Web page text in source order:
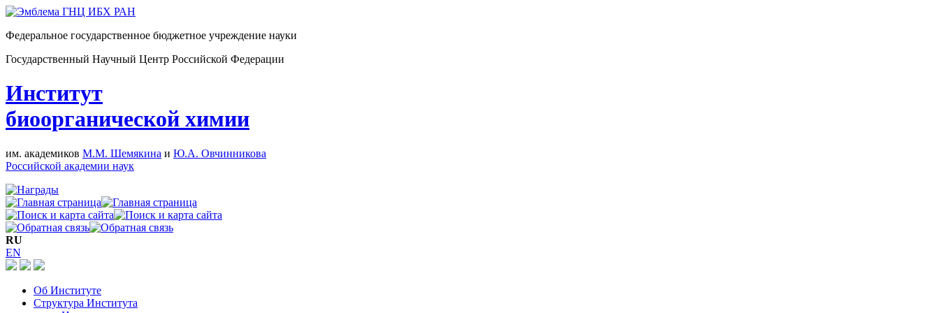
Федеральное государственное бюджетное учреждение науки
Государственный Научный Центр Российской Федерации
Институт
биоорганической химии
им. академиков М.М. Шемякина и Ю.А. Овчинникова
Российской академии наук
RU
EN
Об Институте
Структура Института